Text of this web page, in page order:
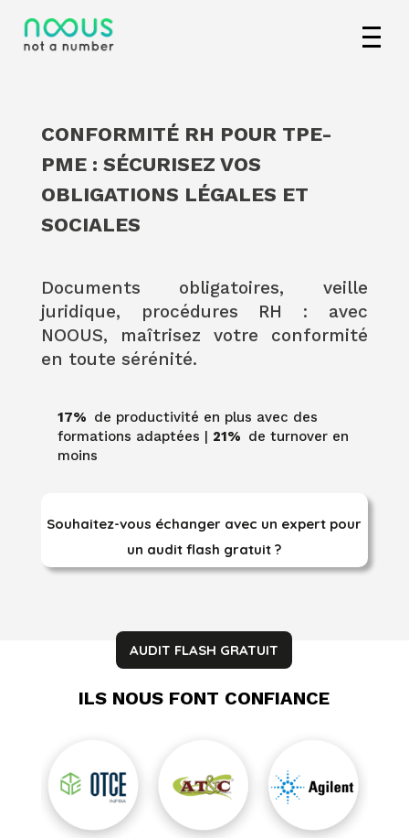
CONFORMITÉ RH POUR TPE-
PME : SÉCURISEZ VOS
OBLIGATIONS LÉGALES ET
SOCIALES
Documents obligatoires, veille
juridique, procédures RH : avec
NOOUS, maîtrisez votre conformité
en toute sérénité.
17% de productivité en plus avec des
formations adaptées | 21% de turnover en
moins
Souhaitez-vous échanger avec un expert pour
un audit flash gratuit ?
AUDIT FLASH GRATUIT
ILS NOUS FONT CONFIANCE